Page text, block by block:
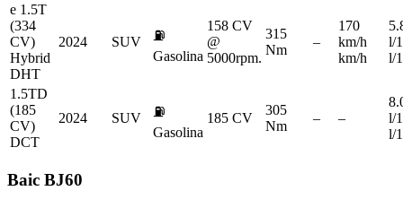
e 1.5T
(334
CV)
Hybrid
DHT
2024 SUV
⛽
Gasolina
158 CV
@
5000rpm.
315
Nm
–
170
km/h
km/h
l/
l/
1.5TD
(185
CV)
DCT
2024 SUV
⛽
Gasolina
185 CV
305
Nm
– –
l/
l/
Baic BJ60